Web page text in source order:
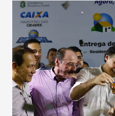
artística do festival é
espaço urbano e a sua
por meio de práticas
com apoio da Secretaria da
(Secult) por meio do Edital
2015. “O principal objetivo
diálogo, troca e
insurrecionistas da